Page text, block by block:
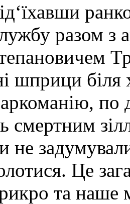
разом з
шприци біля
по
смертним
не
Це
та наше